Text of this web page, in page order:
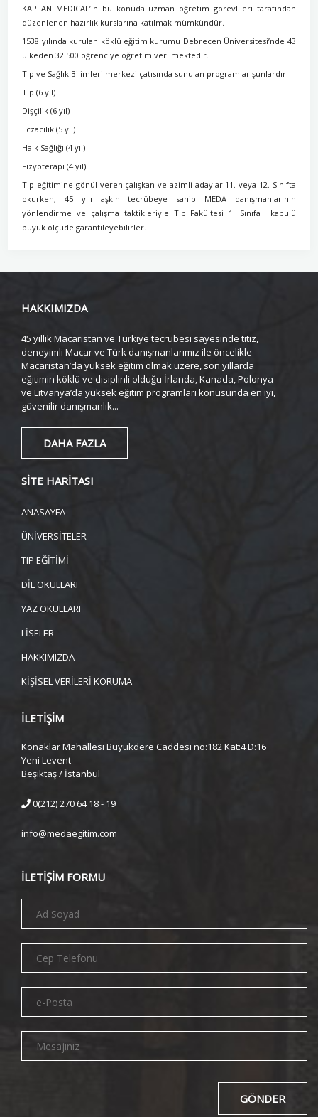
KAPLAN MEDICAL’in bu konuda uzman öğretim görevlileri tarafından
düzenlenen hazırlık kurslarına katılmak mümkündür.
1538 yılında kurulan köklü eğitim kurumu Debrecen Üniversitesi’nde 43
ülkeden 32.500 öğrenciye öğretim verilmektedir.
Tıp ve Sağlık Bilimleri merkezi çatısında sunulan programlar şunlardır:
Tıp (6 yıl)
Dişçilik (6 yıl)
Eczacılık (5 yıl)
Halk Sağlığı (4 yıl)
Fizyoterapi (4 yıl)
Tıp eğitimine gönül veren çalışkan ve azimli adaylar 11. veya 12. Sınıfta
okurken, 45 yılı aşkın tecrübeye sahip MEDA danışmanlarının
yönlendirme ve çalışma taktikleriyle Tıp Fakültesi 1. Sınıfa kabulü
büyük ölçüde garantileyebilirler.
HAKKIMIZDA
45 yıllık Macaristan ve Türkiye tecrübesi sayesinde titiz,
deneyimli Macar ve Türk danışmanlarımız ile öncelikle
Macaristan’da yüksek eğitim olmak üzere, son yıllarda
eğitimin köklü ve disiplinli olduğu İrlanda, Kanada, Polonya
ve Litvanya’da yüksek eğitim programları konusunda en iyi,
güvenilir danışmanlık...
DAHA FAZLA
SİTE HARİTASI
ANASAYFA
ÜNİVERSİTELER
TIP EĞİTİMİ
DİL OKULLARI
YAZ OKULLARI
LİSELER
HAKKIMIZDA
KİŞİSEL VERİLERİ KORUMA
İLETİŞİM
Konaklar Mahallesi Büyükdere Caddesi no:182 Kat:4 D:16
Yeni Levent
Beşiktaş / İstanbul
0(212) 270 64 18 - 19
info@medaegitim.com
İLETİŞİM FORMU
GÖNDER